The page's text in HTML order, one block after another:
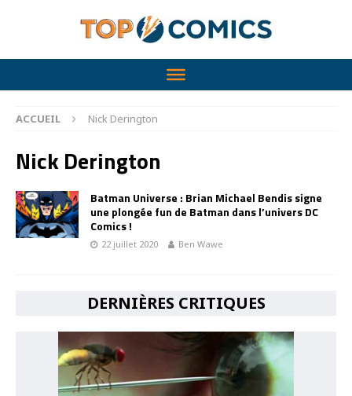
ACCUEIL Nick Derington
Nick Derington
Batman Universe : Brian Michael Bendis signe
une plongée fun de Batman dans l’univers DC
Comics !
22 juillet 2020 Ben Wawe
DERNIÈRES CRITIQUES